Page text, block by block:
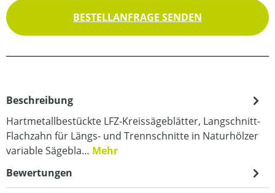
BESTELLANFRAGE SENDEN
Beschreibung
Hartmetallbestückte LFZ-Kreissägeblätter, Langschnitt-
Flachzahn für Längs- und Trennschnitte in Naturhölzer
variable Sägebla… Mehr
Bewertungen